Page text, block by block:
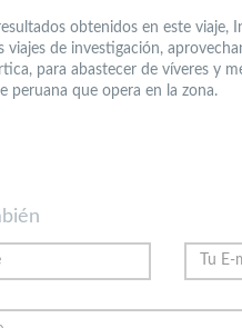
obtenidos en este viaje,
viajes de investigación,
para abastecer de víveres y
peruana que opera en la zona.